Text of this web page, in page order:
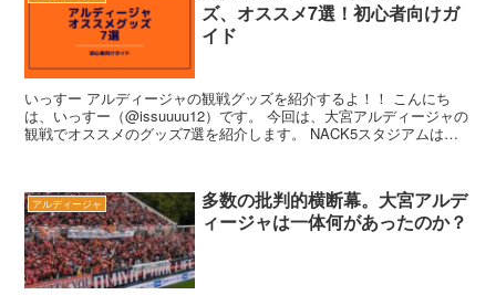
ズ、オススメ7選！初心者向けガ
イド
いっすー アルディージャの観戦グッズを紹介するよ！！ こんにち
は、いっすー（@issuuuu12）です。 今回は、大宮アルディージャの
観戦でオススメのグッズ7選を紹介します。 NACK5スタジアムはゴ
アルディージャ
多数の批判的横断幕。大宮アルデ
ィージャは一体何があったのか？